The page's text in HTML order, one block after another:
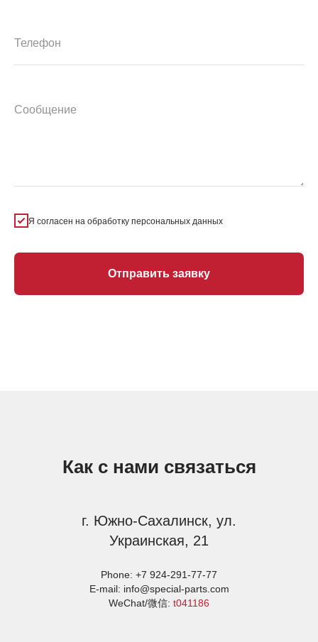
Я согласен на обработку персональных данных
Отправить заявку
Phone: +7 924-291-77-77
E-mail: info@special-parts.com
WeChat/微信: t041186
г. Южно-Сахалинск, ул.
Украинская, 21
Как с нами связаться